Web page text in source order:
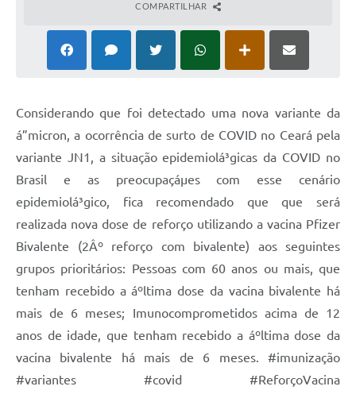
COMPARTILHAR
Considerando que foi detectado uma nova variante da
á”micron, a ocorrência de surto de COVID no Ceará pela
variante JN1, a situação epidemiolá³gicas da COVID no
Brasil e as preocupaçáµes com esse cenário
epidemiolá³gico, fica recomendado que que será
realizada nova dose de reforço utilizando a vacina Pfizer
Bivalente (2Âº reforço com bivalente) aos seguintes
grupos prioritários: Pessoas com 60 anos ou mais, que
tenham recebido a áºltima dose da vacina bivalente há
mais de 6 meses; Imunocomprometidos acima de 12
anos de idade, que tenham recebido a áºltima dose da
vacina bivalente há mais de 6 meses. #imunização
#variantes #covid #ReforçoVacina